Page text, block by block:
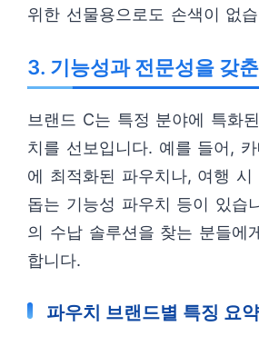
위한 선물용으로도 손색이 없
3. 기능성과 전문성을 갖
브랜드 C는 특정 분야에 특화
치를 선보입니다. 예를 들어,
에 최적화된 파우치나, 여행 시
돕는 기능성 파우치 등이 있습
의 수납 솔루션을 찾는 분들에
합니다.
파우치 브랜드별 특징 요약